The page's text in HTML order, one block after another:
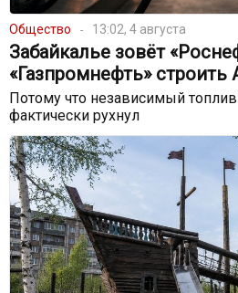
Общество 13:02, 4 августа
Забайкалье зовёт
«Газпромнефть» строить
Потому что независимый
фактически рухнул